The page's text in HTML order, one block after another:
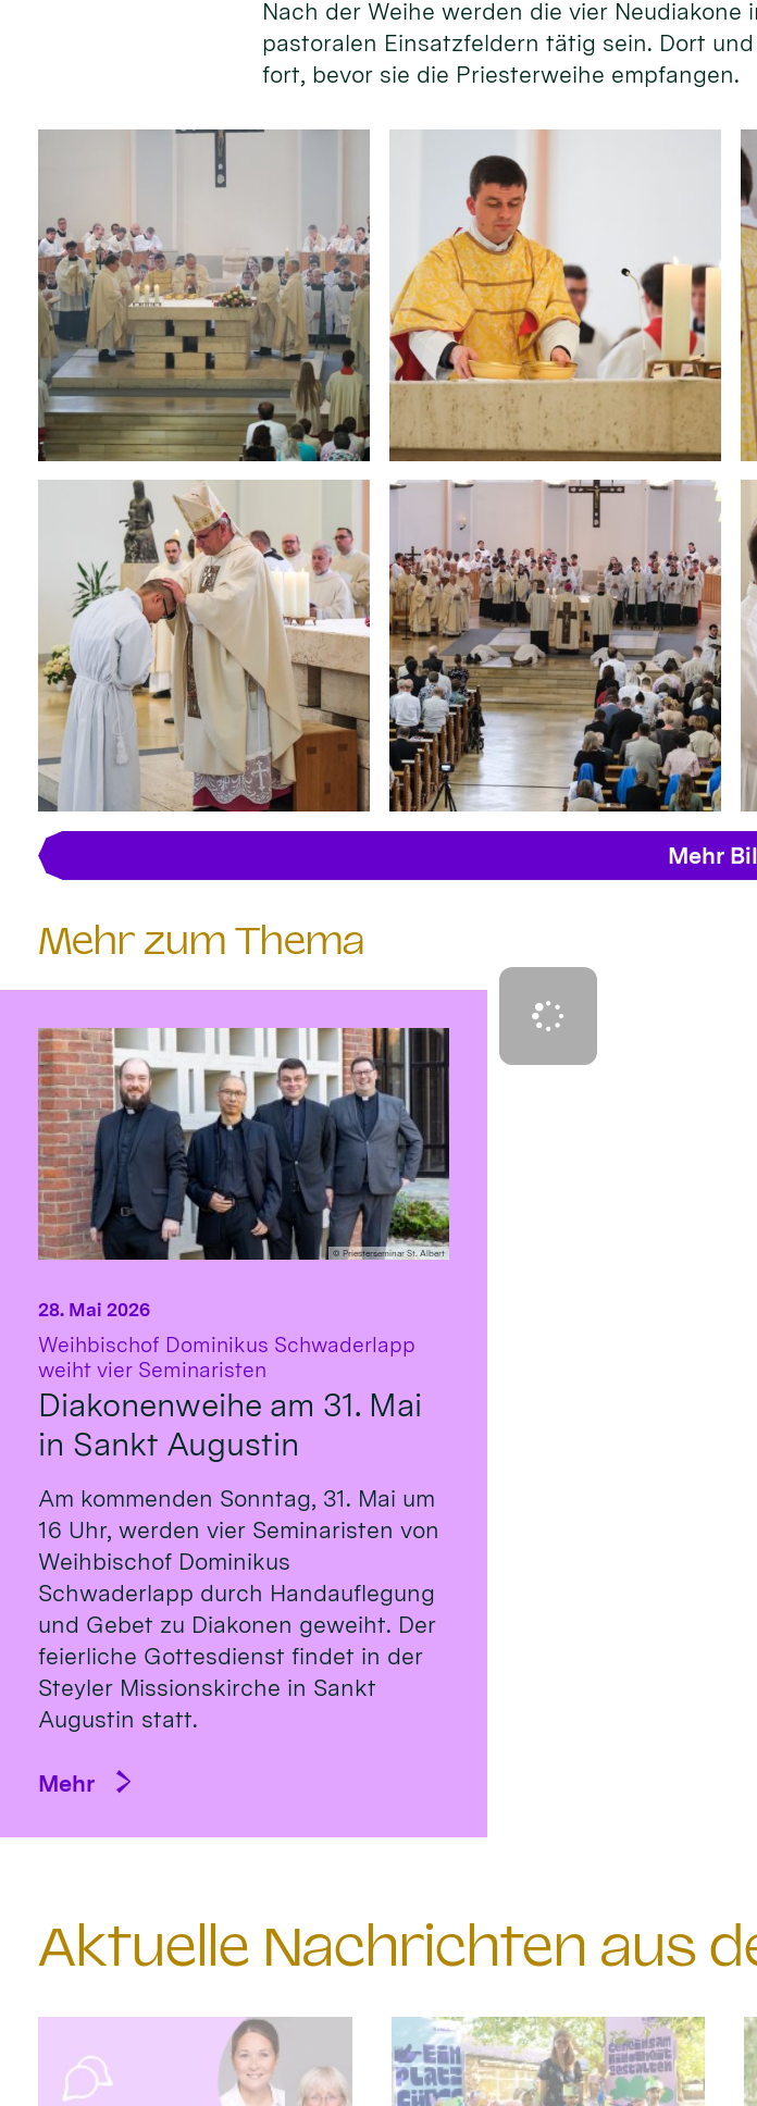
Nach der Weihe werden die vier
pastoralen Einsatzfeldern tätig sein. Dort
fort, bevor sie die Priesterweihe empfangen.
Mehr
Mehr zum Thema
© Priesterseminar St. Albert
Weihbischof Dominikus Schwaderlapp
weiht vier Seminaristen
Diakonenweihe am 31. Mai
in Sankt Augustin
28. Mai 2026
Am kommenden Sonntag, 31. Mai um
16 Uhr, werden vier Seminaristen von
Weihbischof Dominikus
Schwaderlapp durch Handauflegung
und Gebet zu Diakonen geweiht. Der
feierliche Gottesdienst findet in der
Steyler Missionskirche in Sankt
Augustin statt.
Mehr
Aktuelle Nachrichten aus